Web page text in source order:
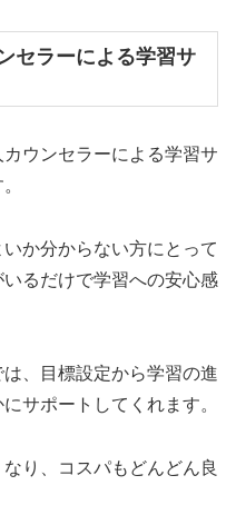
セラーによる学習サ
ウンセラーによる学習サ
か分からない方にとって
るだけで学習への安心感
、目標設定から学習の進
サポートしてくれます。
り、コスパもどんどん良